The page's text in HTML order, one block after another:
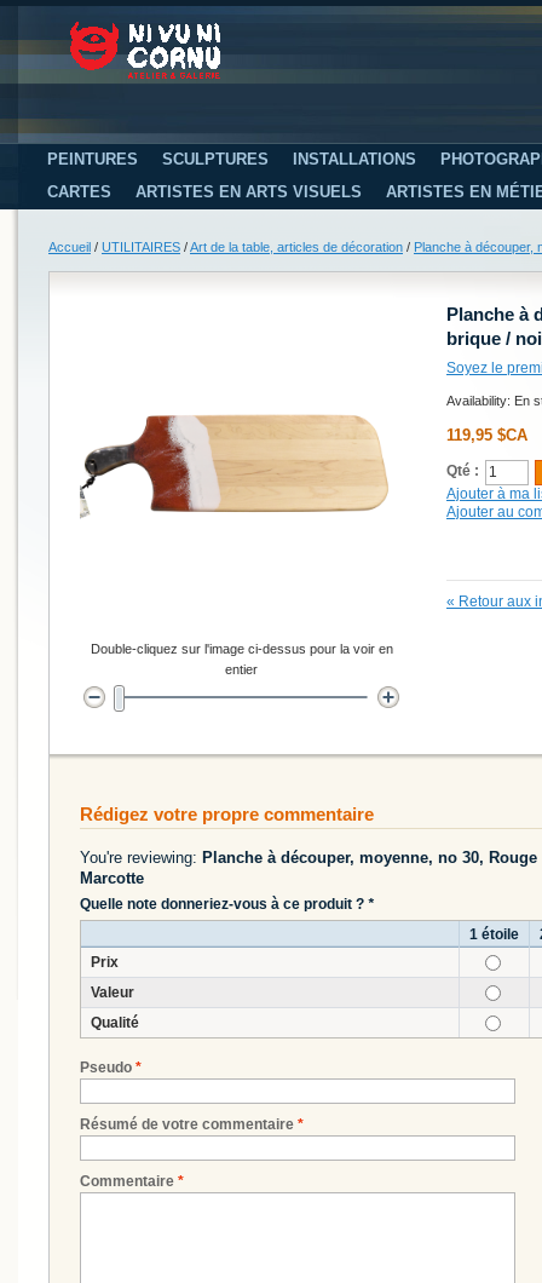
PEINTURES SCULPTURES INSTALLATIONS
CARTES
ARTISTES EN ARTS VISUELS ARTISTES EN
Accueil / UTILITAIRES /Art de la table, articles de décoration / Planche à découper,
Planche à
brique /
Soyez le
Availability: En
119,95 $CA
Qté :
Ajouter à ma
Ajouter au
« Retour aux
Double-cliquez sur l'image ci-dessus pour la voir en
entier
Rédigez votre propre commentaire
You're reviewing: Planche à découper, moyenne, no 30,
Marcotte
Quelle note donneriez-vous à ce produit ? *
1 étoile
Prix
Valeur
Qualité
*
Pseudo
*
Résumé de votre commentaire
*
Commentaire